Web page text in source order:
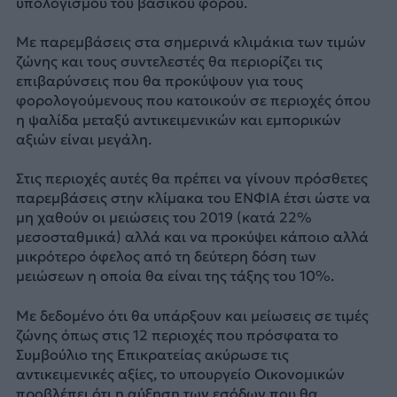
Με παρεμβάσεις στα σημερινά κλιμάκια των τιμών
ζώνης και τους συντελεστές θα περιορίζει τις
επιβαρύνσεις που θα προκύψουν για τους
φορολογούμενους που κατοικούν σε περιοχές όπου
η ψαλίδα μεταξύ αντικειμενικών και εμπορικών
αξιών είναι μεγάλη.
Στις περιοχές αυτές θα πρέπει να γίνουν πρόσθετες
παρεμβάσεις στην κλίμακα του ΕΝΦΙΑ έτσι ώστε να
μη χαθούν οι μειώσεις του 2019 (κατά 22%
μεσοσταθμικά) αλλά και να προκύψει κάποιο αλλά
μικρότερο όφελος από τη δεύτερη δόση των
μειώσεων η οποία θα είναι της τάξης του 10%.
Με δεδομένο ότι θα υπάρξουν και μείωσεις σε τιμές
ζώνης όπως στις 12 περιοχές που πρόσφατα το
Συμβούλιο της Επικρατείας ακύρωσε τις
αντικειμενικές αξίες, το υπουργείο Οικονομικών
προβλέπει ότι η αύξηση των εσόδων που θα